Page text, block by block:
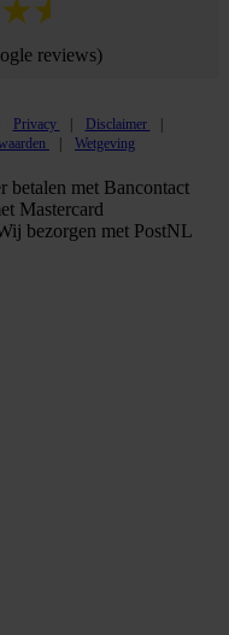
reviews)
Privacy
Disclaimer
Wetgeving